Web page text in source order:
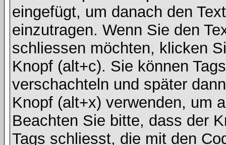
eingefügt, um danach den
einzutragen. Wenn Sie den
schliessen möchten, klicken
Knopf (alt+c). Sie können
verschachteln und später
Knopf (alt+x) verwenden, um
Beachten Sie bitte, dass der
Tags schliesst, die mit den